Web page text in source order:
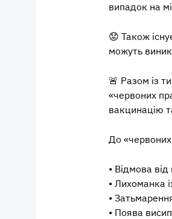
випадок на
😟 Також
можуть
🚨 Разом із
«червоних
вакцинацію
До
• Відмова від
• Лихоманка
•
• Поява